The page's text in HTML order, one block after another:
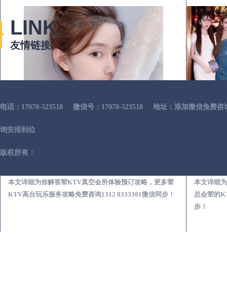
本文详细为你解答荤KTV真空会所体验预订攻略，更多荤
KTV高台玩乐服务攻略免费咨询1312 0333301微信同步！
本文详细
总会荤的
步！
LINK
友情链接
百度一下
电话：17070-523518 微信号：17070-523518 地址：添加微信免费
询安排到位
版权所有：